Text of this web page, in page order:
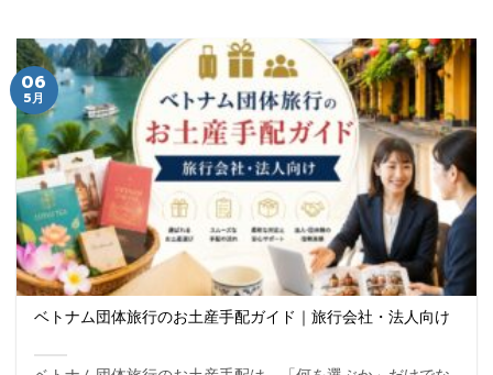
ベトナム団体旅行のお土産手配ガイド｜旅行会社・法人向け
06
5月